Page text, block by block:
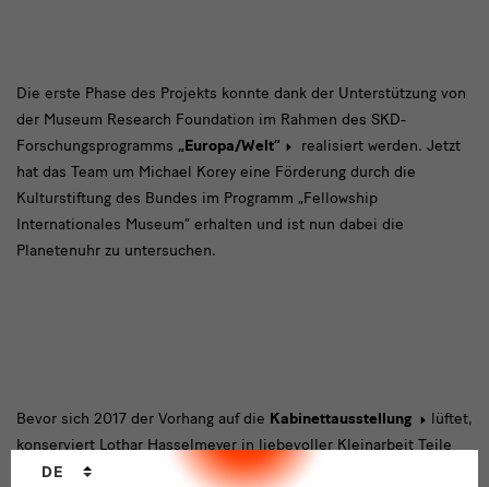
Die
erste
Phase
des
Projekts
Die erste Phase des Projekts konnte dank der Unterstützung von
der Museum Research Foundation im Rahmen des SKD-
Forschungsprogramms „Europa/Welt“
realisiert werden. Jetzt
hat das Team um Michael Korey eine Förderung durch die
Kulturstiftung des Bundes im Programm „Fellowship
Internationales Museum“ erhalten und ist nun dabei die
Planetenuhr zu untersuchen.
Die
komplizierteste
Bevor sich 2017 der Vorhang auf die Kabinettausstellung
lüftet,
konserviert Lothar Hasselmeyer in liebevoller Kleinarbeit Teile
der „kompliziertesten Maschine der Renaissance“. Wir haben ihn
DE